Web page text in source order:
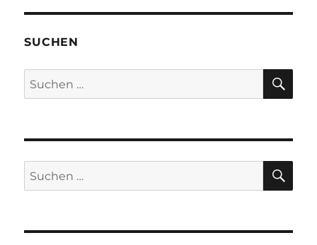
SUCHEN
Suchen
nach:
Suchen
nach: